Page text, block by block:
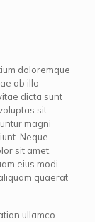
doloremque
ab illo
dicta sunt
sit
magni
Neque
sit amet,
eius modi
quaerat
ullamco